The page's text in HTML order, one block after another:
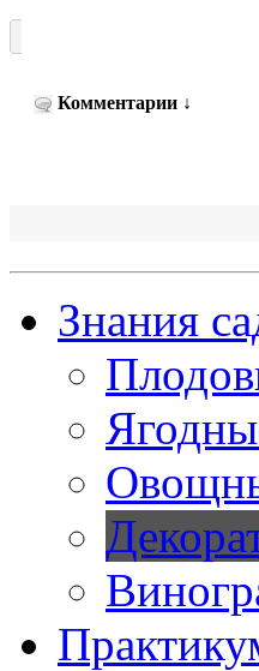
Комментарии ↓
Знания